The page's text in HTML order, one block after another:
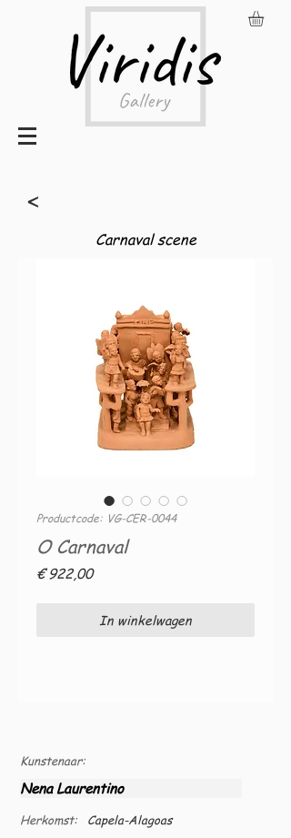
<
Carnaval scene
Productcode: VG-CER-0044
O Carnaval
€ 922,00Prijs
In winkelwagen
Kunstenaar:
Nena Laurentino
Herkomst: Capela-Alagoas